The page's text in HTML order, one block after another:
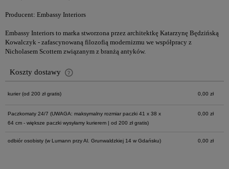
Producent: Embassy Interiors
Embassy Interiors to marka stworzona przez architektkę Katarzynę Będzińską
Kowalczyk - zafascynowaną filozofią modernizmu we współpracy z
Nicholasem Scottem związanym z branżą antyków.
Koszty dostawy
Cena nie zawiera ewentualnych kosztów płatności
kurier (od 200 zł gratis) 0,00 zł
Paczkomaty 24/7 (UWAGA: maksymalny rozmiar paczki 41 x 38 x
64 cm - większe paczki wysyłamy kurierem | od 200 zł gratis)
0,00 zł
odbiór osobisty (w Lumann przy Al. Grunwaldzkiej 14 w Gdańsku) 0,00 zł